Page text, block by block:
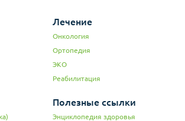
Лечение
Онкология
Ортопедия
ЭКО
Реабилитация
Полезные ссылки
Энциклопедия здоровья